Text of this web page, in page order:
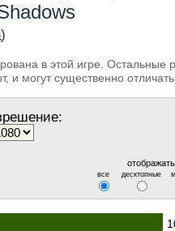
)
в этой игре. Остальные
могут существенно
все десктопные